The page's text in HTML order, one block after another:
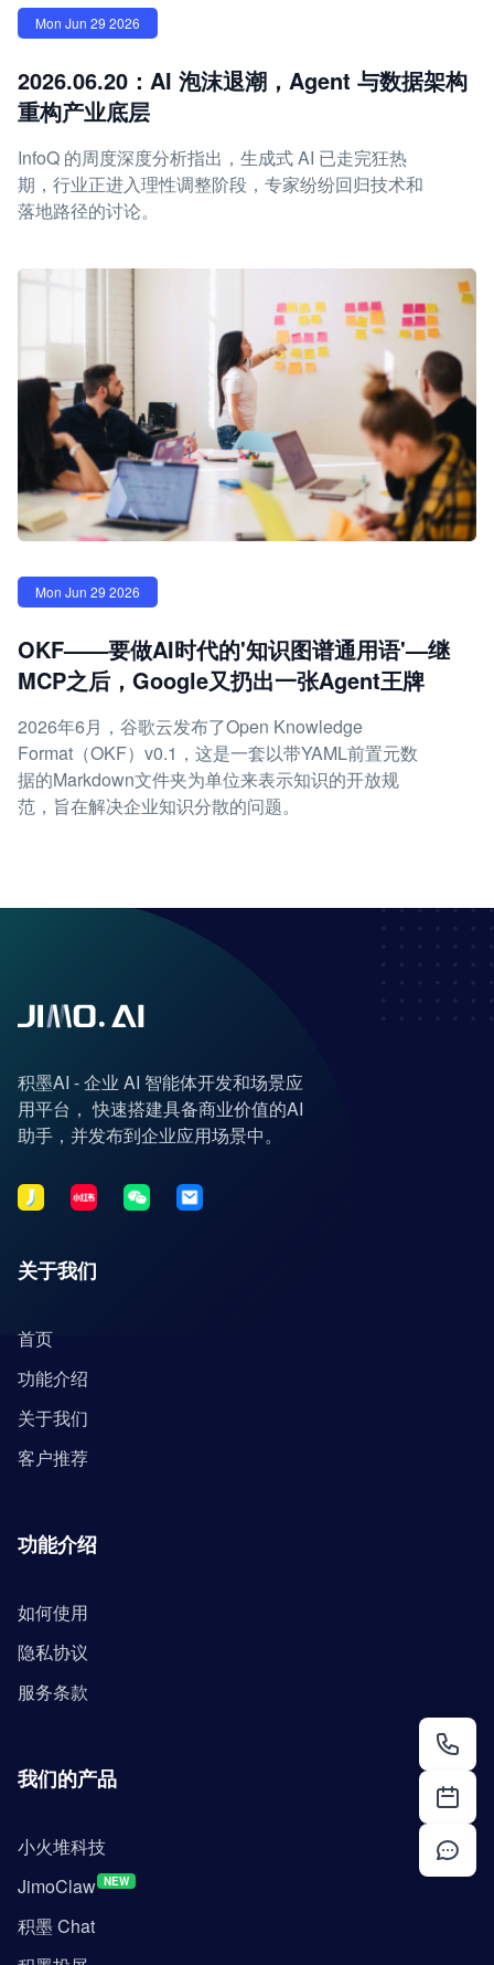
Mon Jun 29 2026
2026.06.20：AI 泡沫退潮，Agent 与数据架构
重构产业底层
InfoQ 的周度深度分析指出，生成式 AI 已走完狂热
期，行业正进入理性调整阶段，专家纷纷回归技术和
落地路径的讨论。
Mon Jun 29 2026
OKF——要做AI时代的'知识图谱通用语'—继
MCP之后，Google又扔出一张Agent王牌
2026年6月，谷歌云发布了Open Knowledge
Format（OKF）v0.1，这是一套以带YAML前置元数
据的Markdown文件夹为单位来表示知识的开放规
范，旨在解决企业知识分散的问题。
积墨AI - 企业 AI 智能体开发和场景应
用平台， 快速搭建具备商业价值的AI
助手，并发布到企业应用场景中。
关于我们
首页
功能介绍
关于我们
客户推荐
功能介绍
如何使用
隐私协议
服务条款
我们的产品
小火堆科技
JimoClaw NEW
积墨 Chat